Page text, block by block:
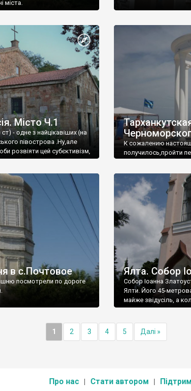
міста.
Місто Ч.1
- одне з найцікавіших (на
півострова .Ну,але
розвіяти цей субєктивізм,
К сожалению
получилось,пройти
в с.Почтовое
посмотрели по дороге
Ялта. Собор
Собор Іоанна
Ялти. Його 45-метрова
майже звідусіль, а
1 2 3 4 5 Далі »
Про нас Стати автором